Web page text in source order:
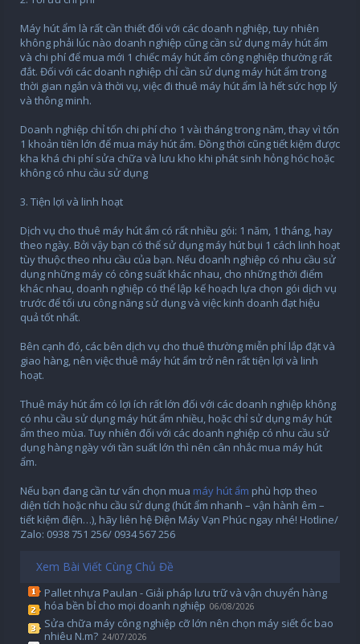
Máy hút ẩm là rất cần thiết đối với các doanh nghiệp, tuy nhiên
không phải lúc nào doanh nghiệp cũng cần sử dụng máy hút ẩm
và chi phí để mua mới 1 chiếc máy hút ẩm công nghiệp thường rất
đắt. Đối với các doanh nghiệp chỉ cần sử dụng máy hút ẩm trong
thời gian ngắn và thời vụ, việc đi thuê máy hút ẩm là hết sức hợp lý
và thông minh.
Doanh nghiệp chỉ tốn chi phí cho 1 vài tháng trong năm, thay vì tốn
1 khoản tiền lớn để mua máy hút ẩm. Đồng thời cũng tiết kiệm được
kha khá chi phí sửa chữa và lưu kho khi phát sinh hỏng hóc hoặc
không có nhu cầu sử dụng
3. Tiện lợi và linh hoạt
Dịch vụ cho thuê máy hút ẩm có rất nhiều gói: 1 năm, 1 tháng, hay
theo ngày. Bởi vậy bạn có thể sử dụng máy hút bụi 1 cách linh hoạt
tùy thuộc theo nhu cầu của bạn. Nếu doanh nghiệp có nhu cầu sử
dụng những máy có công suất khác nhau, cho những thời điểm
khác nhau, doanh nghiệp có thể lập kế hoạch lựa chọn gói dịch vụ
trước để tối ưu công năng sử dụng và việc kinh doanh đạt hiệu
quả tốt nhất.
Bên cạnh đó, các bên dịch vụ cho thuê thường miễn phí lắp đặt và
giao hàng, nên việc thuê máy hút ẩm trở nên rất tiện lợi và linh
hoạt.
Thuê máy hút ẩm có lợi ích rất lớn đối với các doanh nghiệp không
có nhu cầu sử dụng máy hút ẩm nhiều, hoặc chỉ sử dụng máy hút
ẩm theo mùa. Tuy nhiên đối với các doanh nghiệp có nhu cầu sử
dụng hàng ngày với tần suất lớn thì nên cân nhắc mua máy hút
ẩm.
Nếu bạn đang cần tư vấn chọn mua máy hút ẩm phù hợp theo
diện tích hoặc nhu cầu sử dụng (hút ẩm nhanh – vận hành êm –
tiết kiệm điện…), hãy liên hệ Điện Máy Vạn Phúc ngay nhé! Hotline/
Zalo: 0938 751 256/ 0934 567 256
Xem Bài Viết Cùng Chủ Đề
Pallet nhựa Paulan - Giải pháp lưu trữ và vận chuyển hàng
hóa bền bỉ cho mọi doanh nghiệp 06/08/2026
Sửa chữa máy công nghiệp cỡ lớn nên chọn máy siết ốc bao
nhiêu N.m? 24/07/2026